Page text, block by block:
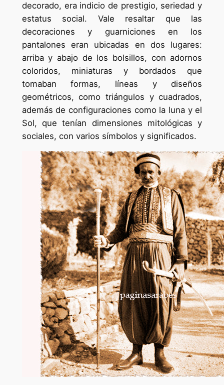
decorado, era indicio de prestigio, seriedad y
estatus social. Vale resaltar que las
decoraciones y guarniciones en los
pantalones eran ubicadas en dos lugares:
arriba y abajo de los bolsillos, con adornos
coloridos, miniaturas y bordados que
tomaban formas, líneas y diseños
geométricos, como triángulos y cuadrados,
además de configuraciones como la luna y el
Sol, que tenían dimensiones mitológicas y
sociales, con varios símbolos y significados.